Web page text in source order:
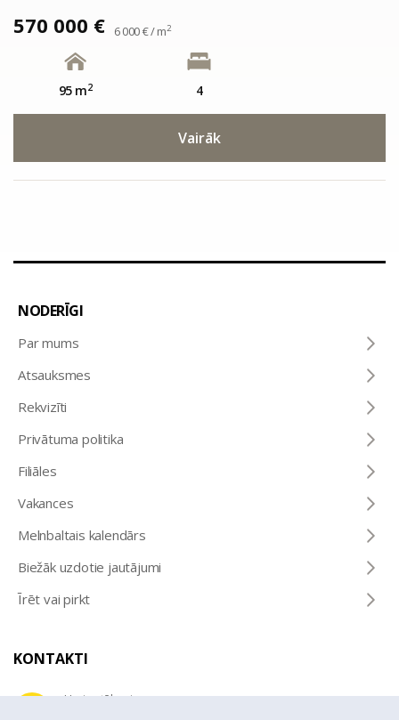
570 000 € 6 000 € / m2
95 m2 4
Vairāk
NODERĪGI
Par mums
Atsauksmes
Rekvizīti
Privātuma politika
Filiāles
Vakances
Melnbaltais kalendārs
Biežāk uzdotie jautājumi
Īrēt vai pirkt
KONTAKTI
Uzziņu tālrunis